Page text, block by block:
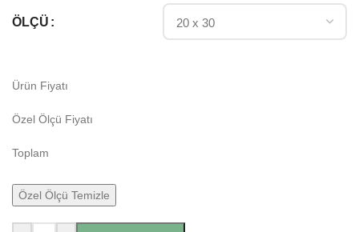
ÖLÇÜ
Ürün Fiyatı
Özel Ölçü Fiyatı
Toplam
Özel Ölçü Temizle